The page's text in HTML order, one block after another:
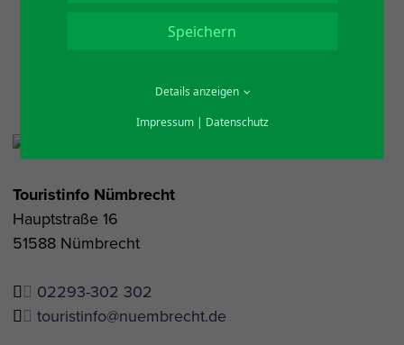
Touristinfo Nümbrecht
Hauptstraße 16
51588 Nümbrecht
02293-302 302
touristinfo@nuembrecht.de
Speichern
Details anzeigen
Impressum| Datenschutz